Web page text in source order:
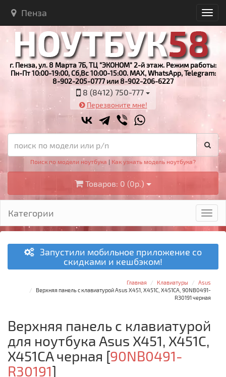
Пенза
г. Пенза, ул. 8 Марта 7Б, ТЦ "ЭКОНОМ" 2-й этаж. Режим работы:
Пн-Пт 10:00-19:00, Сб,Вс 10:00-15:00. MAX, WhatsApp, Telegram:
8-902-205-0777 или 8-902-206-6227
8 (8412) 750-777
Перезвоните мне!
Поиск по модели ноутбука | Как узнать модель ноутбука?
Товаров: 0 (0р.)
Категории
Запустили мобильное приложение со
скидками и кешбэком!
Главная Клавиатуры
Asus
Верхняя панель с клавиатурой Asus X451, X451C, X451CA, 90NB0491-
R30191 черная
Верхняя панель с клавиатурой
для ноутбука Asus X451, X451C,
X451CA черная [90NB0491-
R30191]